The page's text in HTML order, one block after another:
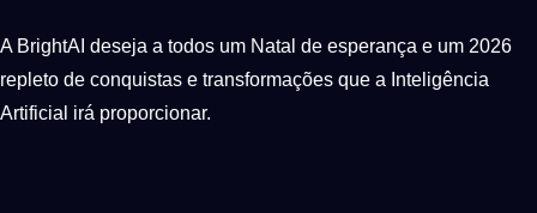
A BrightAI deseja a todos um Natal de esperança e um 2026
repleto de conquistas e transformações que a Inteligência
Artificial irá proporcionar.